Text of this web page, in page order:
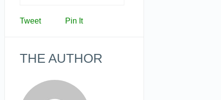
Tweet Pin It
THE AUTHOR